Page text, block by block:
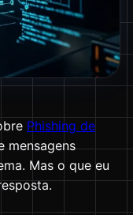
Phishing de
mensagens
Mas o que eu